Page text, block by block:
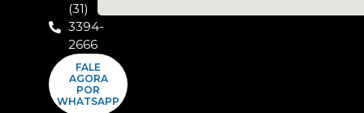
(31)
3394-
2666
FALE
AGORA
POR
WHATSAPP